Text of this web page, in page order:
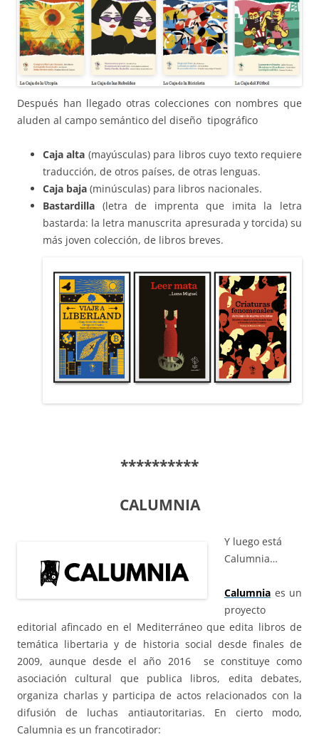
Después han llegado otras colecciones con nombres que
aluden al campo semántico del diseño tipográfico
Caja alta (mayúsculas) para libros cuyo texto requiere
traducción, de otros países, de otras lenguas.
Caja baja (minúsculas) para libros nacionales.
Bastardilla (letra de imprenta que imita la letra
bastarda: la letra manuscrita apresurada y torcida) su
más joven colección, de libros breves.
**********
CALUMNIA
Y luego está
Calumnia…
Calumnia es un
proyecto
editorial afincado en el Mediterráneo que edita libros de
temática libertaria y de historia social desde finales de
2009, aunque desde el año 2016 se constituye como
asociación cultural que publica libros, edita debates,
organiza charlas y participa de actos relacionados con la
difusión de luchas antiautoritarias. En cierto modo,
Calumnia es un francotirador: